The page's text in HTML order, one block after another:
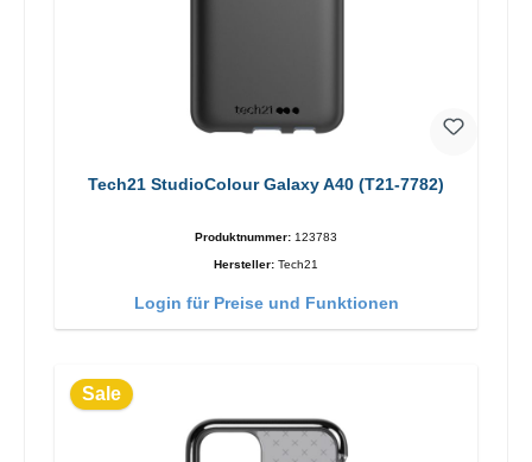
Tech21 StudioColour Galaxy A40 (T21-7782)
Produktnummer: 123783
Hersteller: Tech21
Login für Preise und Funktionen
Sale